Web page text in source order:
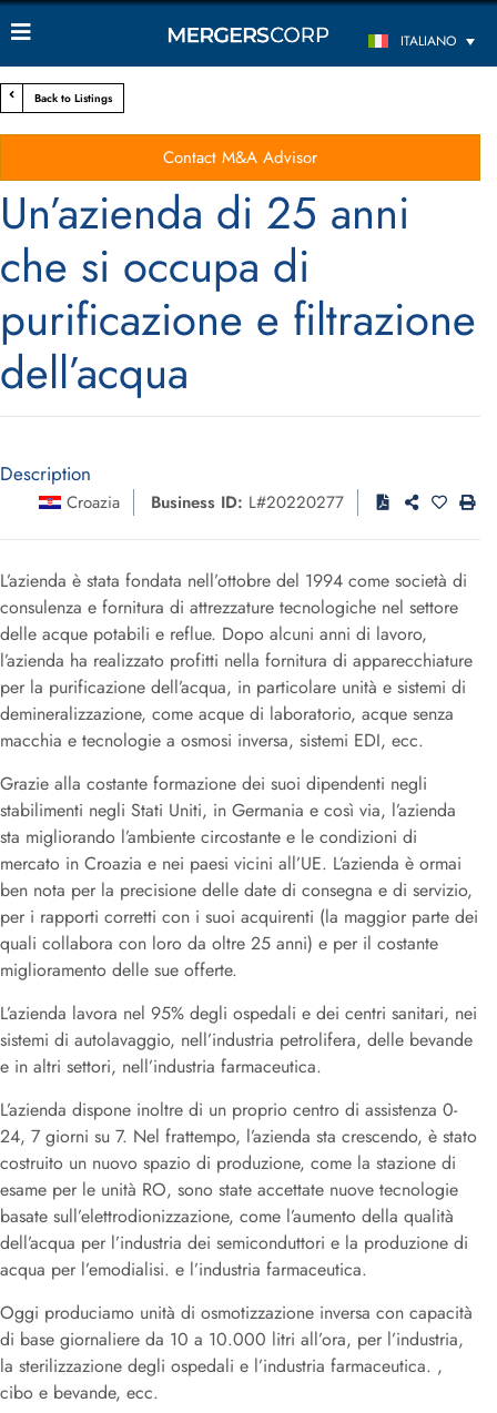
ITALIANO
Back to Listings
Contact M&A Advisor
Un’azienda di 25 anni
che si occupa di
purificazione e filtrazione
dell’acqua
Description
Croazia Business ID: L#20220277
L’azienda è stata fondata nell’ottobre del 1994 come società di
consulenza e fornitura di attrezzature tecnologiche nel settore
delle acque potabili e reflue. Dopo alcuni anni di lavoro,
l’azienda ha realizzato profitti nella fornitura di apparecchiature
per la purificazione dell’acqua, in particolare unità e sistemi di
demineralizzazione, come acque di laboratorio, acque senza
macchia e tecnologie a osmosi inversa, sistemi EDI, ecc.
Grazie alla costante formazione dei suoi dipendenti negli
stabilimenti negli Stati Uniti, in Germania e così via, l’azienda
sta migliorando l’ambiente circostante e le condizioni di
mercato in Croazia e nei paesi vicini all’UE. L’azienda è ormai
ben nota per la precisione delle date di consegna e di servizio,
per i rapporti corretti con i suoi acquirenti (la maggior parte dei
quali collabora con loro da oltre 25 anni) e per il costante
miglioramento delle sue offerte.
L’azienda lavora nel 95% degli ospedali e dei centri sanitari, nei
sistemi di autolavaggio, nell’industria petrolifera, delle bevande
e in altri settori, nell’industria farmaceutica.
L’azienda dispone inoltre di un proprio centro di assistenza 0-
24, 7 giorni su 7. Nel frattempo, l’azienda sta crescendo, è stato
costruito un nuovo spazio di produzione, come la stazione di
esame per le unità RO, sono state accettate nuove tecnologie
basate sull’elettrodionizzazione, come l’aumento della qualità
dell’acqua per l’industria dei semiconduttori e la produzione di
acqua per l’emodialisi. e l’industria farmaceutica.
Oggi produciamo unità di osmotizzazione inversa con capacità
di base giornaliere da 10 a 10.000 litri all’ora, per l’industria,
la sterilizzazione degli ospedali e l’industria farmaceutica. ,
cibo e bevande, ecc.